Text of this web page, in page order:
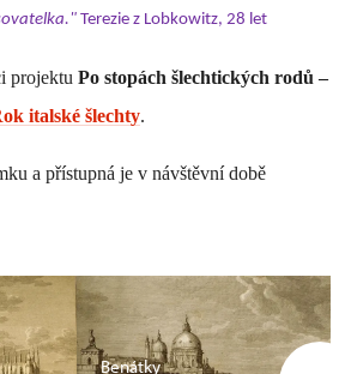
Terezie z Lobkowitz, 28 let
projektu Po stopách šlechtických rodů –
italské šlechty.
a přístupná je v návštěvní době
Benátky